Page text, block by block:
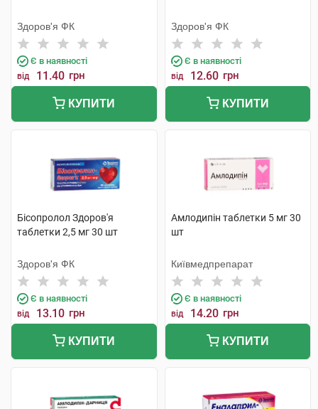
Здоров'я ФК
Є в наявності
від 11.40 грн
КУПИТИ
Здоров'я ФК
Є в наявності
від 12.60 грн
КУПИТИ
Бісопролол Здоров'я
таблетки 2,5 мг 30 шт
Здоров'я ФК
Є в наявності
від 13.10 грн
КУПИТИ
Амлодипін таблетки 5 мг 30
шт
Київмедпрепарат
Є в наявності
від 14.20 грн
КУПИТИ